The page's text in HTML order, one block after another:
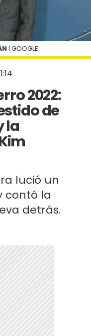
2022:
de
la
lució un
contó la
detrás.
| GOOGLE